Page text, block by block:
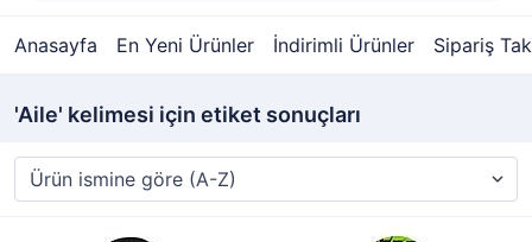
Anasayfa En Yeni Ürünler İndirimli Ürünler Sipariş
'Aile' kelimesi için etiket sonuçları